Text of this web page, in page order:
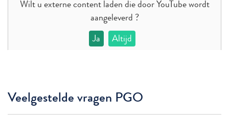
Wilt u externe content laden die doorYouTubewordt
aangeleverd ?
Ja
Altijd
Veelgestelde vragen PGO